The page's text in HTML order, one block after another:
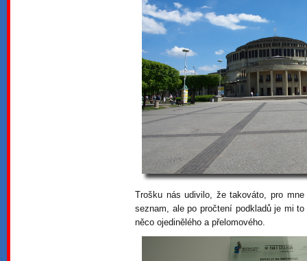
Trošku nás udivilo, že takováto, pro
seznam, ale po pročtení podkladů je mi
něco ojedinělého a přelomového.